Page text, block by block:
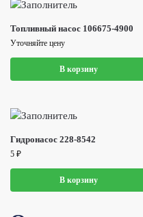
Топливный насос 106675-4900
Уточняйте цену
В корзину
Гидронасос 228-8542
5 ₽
В корзину